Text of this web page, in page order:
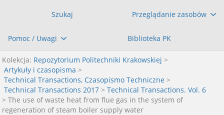
Szukaj Przeglądanie zasobów
Pomoc / Uwagi Biblioteka PK
Kolekcja: Repozytorium Politechniki Krakowskiej >
Artykuły i czasopisma >
Technical Transactions, Czasopismo Techniczne >
Technical Transactions 2017 > Technical Transactions. Vol. 6
> The use of waste heat from flue gas in the system of
regeneration of steam boiler supply water